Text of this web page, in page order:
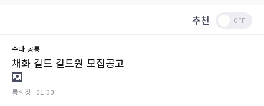
추천
수다 공통
채화 길드 길드원 모집공고
룩회장 01:00